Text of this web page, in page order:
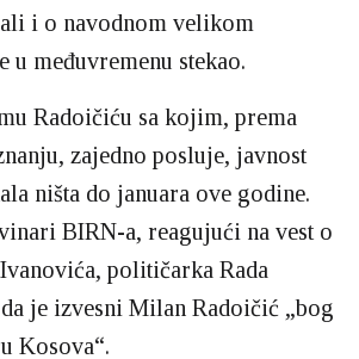
i o navodnom velikom
u međuvremenu stekao.
Radoičiću sa kojim, prema
zajedno posluje, javnost
ništa do januara ove godine.
BIRN-a, reagujući na vest o
političarka Rada
je izvesni Milan Radoičić „bog
Kosova“.